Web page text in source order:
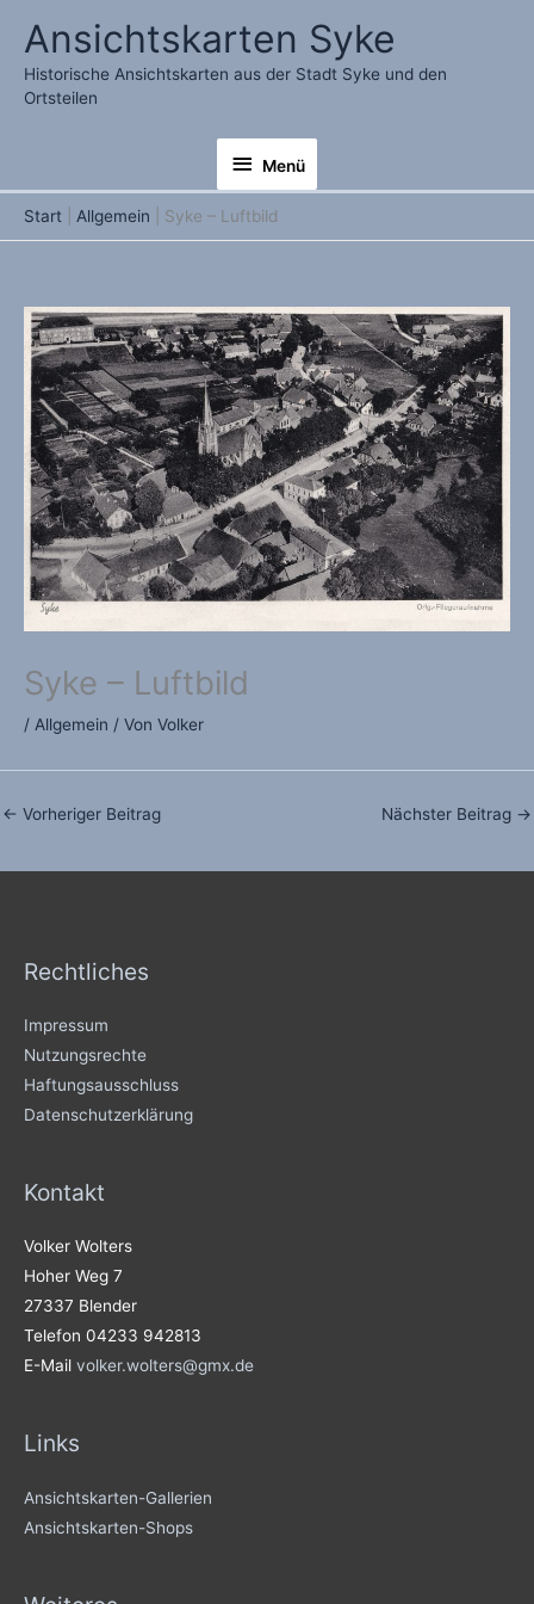
Inhalt
springen
Ansichtskarten Syke
Historische Ansichtskarten aus der Stadt Syke und den
Ortsteilen
Menü
Menü
Start Allgemein Syke – Luftbild
Syke – Luftbild
/ Allgemein / Von Volker
← Vorheriger Beitrag Nächster Beitrag →
Rechtliches
Impressum
Nutzungsrechte
Haftungsausschluss
Datenschutzerklärung
Kontakt
Volker Wolters
Hoher Weg 7
27337 Blender
Telefon 04233 942813
E-Mail volker.wolters@gmx.de
Links
Ansichtskarten-Gallerien
Ansichtskarten-Shops